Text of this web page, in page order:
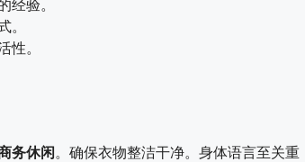
验。
。
务休闲。确保衣物整洁干净。身体语言至关重